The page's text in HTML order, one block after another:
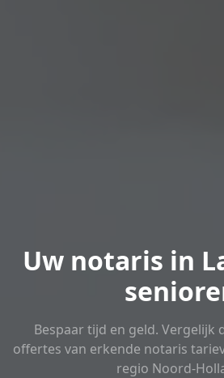
Uw notaris in
Bespaar tijd en geld. Vergelijk
offertes van erkende notaris
regio Noord-